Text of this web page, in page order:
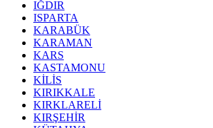
IĞDIR
ISPARTA
KARABÜK
KARAMAN
KARS
KASTAMONU
KİLİS
KIRIKKALE
KIRKLARELİ
KIRŞEHİR